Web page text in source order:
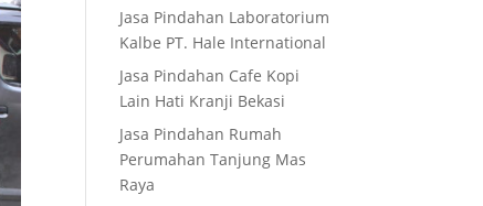
Jasa Pindahan Laboratorium
Kalbe PT. Hale International
Jasa Pindahan Cafe Kopi
Lain Hati Kranji Bekasi
Jasa Pindahan Rumah
Perumahan Tanjung Mas
Raya